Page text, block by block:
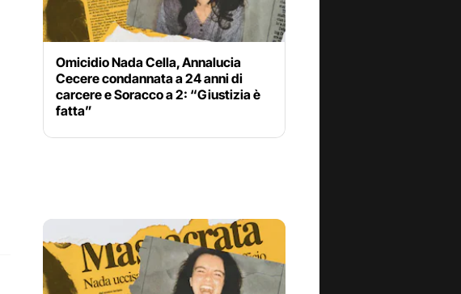
Omicidio Nada Cella, Annalucia
Cecere condannata a 24 anni di
carcere e Soracco a 2: “Giustizia è
fatta”